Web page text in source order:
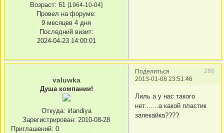
Возраст: 61 [1964-10-04]
Провел на форуме:
9 месяцев 4 дня
Последний визит:
2024-04-23 14:00:01
Поделиться
288
2013-01-08 23:51:46
valuwka
Душа компании!
Откуда: irlandiya
Зарегистрирован: 2010-08-28
Приглашений: 0
Лиль а у нас такого
нет.......а какой пластик
запекайка????